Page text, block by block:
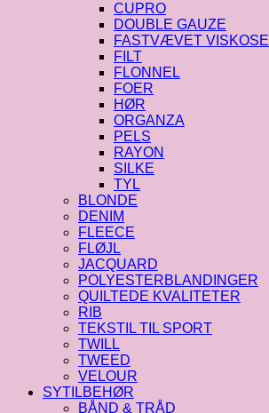
CUPRO
DOUBLE GAUZE
FASTVÆVET VISKOSE
FILT
FLONNEL
FOER
HØR
ORGANZA
PELS
RAYON
SILKE
TYL
BLONDE
DENIM
FLEECE
FLØJL
JACQUARD
POLYESTERBLANDINGER
QUILTEDE KVALITETER
RIB
TEKSTIL TIL SPORT
TWILL
TWEED
VELOUR
SYTILBEHØR
BÅND & TRÅD